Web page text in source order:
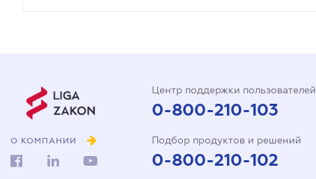
О КОМПАНИИ
Центр поддержки пользователей
0-800-210-103
Подбор продуктов и решений
0-800-210-102